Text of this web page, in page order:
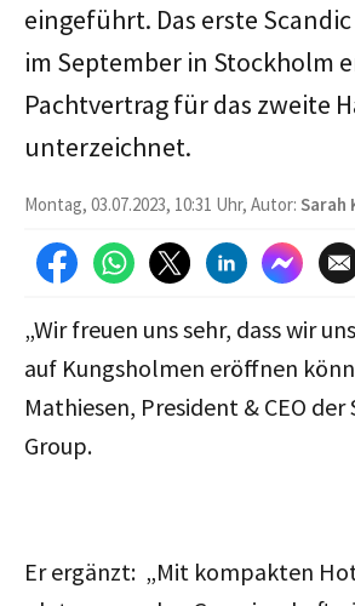
eingeführt. Das erste
im September in Stockholm
Pachtvertrag für das zweite
unterzeichnet.
Montag, 03.07.2023, 10:31 Uhr, Autor: Sarah
„Wir freuen uns sehr, dass wir
auf Kungsholmen eröffnen
Mathiesen, President & CEO
Group.
Er ergänzt: „Mit kompakten